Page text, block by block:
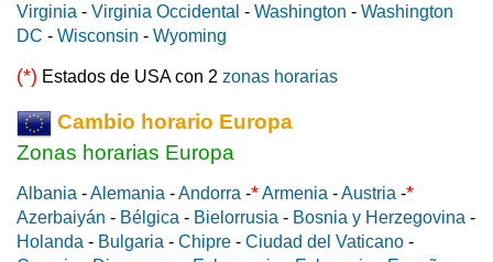
Virginia - Virginia Occidental - Washington - Washington
DC - Wisconsin - Wyoming
(*) Estados de USA con 2 zonas horarias
Cambio horario Europa
Zonas horarias Europa
Albania -Alemania -Andorra -*Armenia -Austria -*
Azerbaiyán - Bélgica - Bielorrusia - Bosnia y Herzegovina -
Holanda - Bulgaria - Chipre - Ciudad del Vaticano -